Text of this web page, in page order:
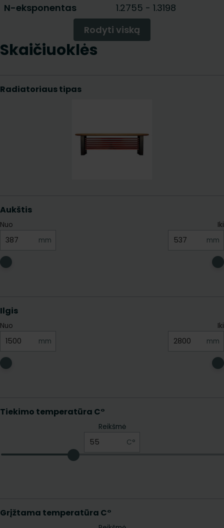
N-eksponentas 1.2755 - 1.3198
Rodyti viską
Skaičiuoklės